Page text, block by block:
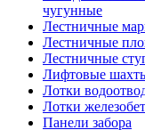
чугунные
Лестничные
Лестничные
Лестничные
Лифтовые
Лотки
Лотки
Панели забора